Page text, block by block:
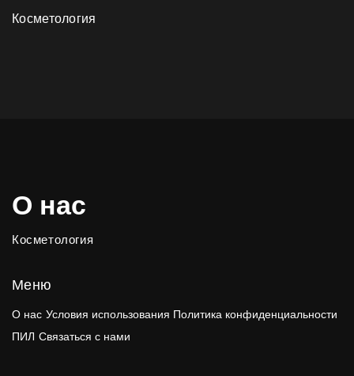
Косметология
О нас
Косметология
Меню
О нас Условия использования Политика конфиденциальности
ПИЛ Связаться с нами